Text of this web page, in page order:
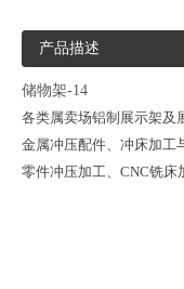
产品描述
储物架-14
各类属卖场铝制展示架及
金属冲压配件、冲床加工
零件冲压加工、CNC铣床